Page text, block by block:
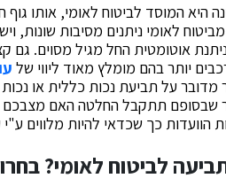
היא המוסד לביטוח לאומי, אותו
לאומי ניתנים מסיבות שונות,
אוטומטית החל מגיל מסוים. גם
יותר בהם מומלץ מאוד ליווי של
מדובר על תביעת נכות כללית או
שבסופם תתקבל החלטה האם
כך שכדאי להיות מלווים ע"י
לביטוח לאומי?